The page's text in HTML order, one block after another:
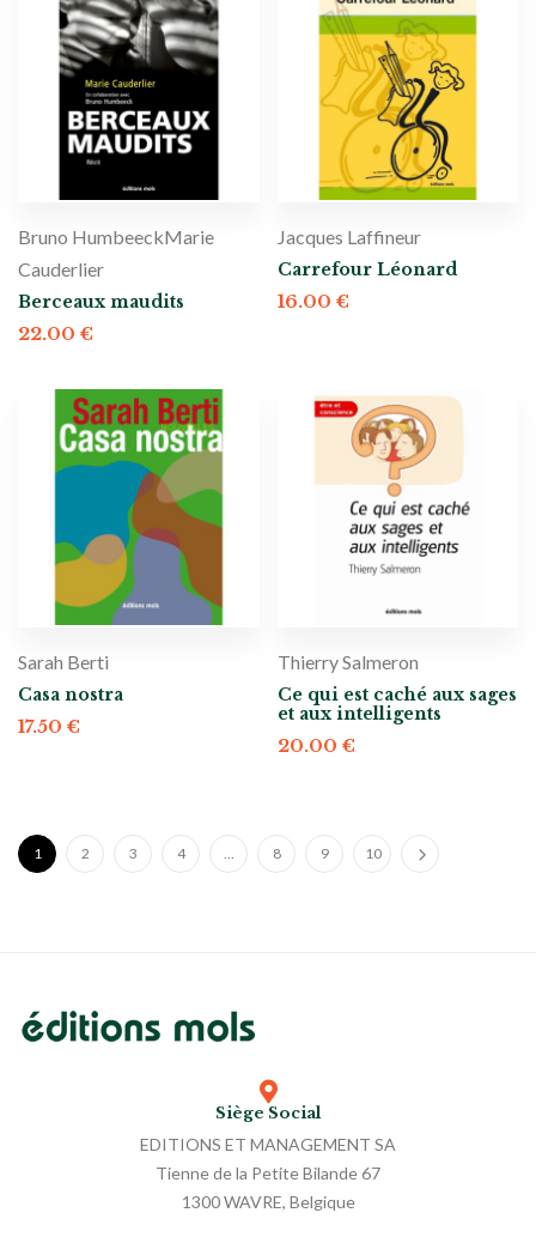
Bruno HumbeeckMarie
Cauderlier
Berceaux maudits
22.00 €
Jacques Laffineur
Carrefour Léonard
16.00 €
Sarah Berti
Casa nostra
17.50 €
Thierry Salmeron
Ce qui est caché aux sages
et aux intelligents
20.00 €
1 2 3 4 … 8 9 10
Siège Social
EDITIONS ET MANAGEMENT SA
Tienne de la Petite Bilande 67
1300 WAVRE, Belgique